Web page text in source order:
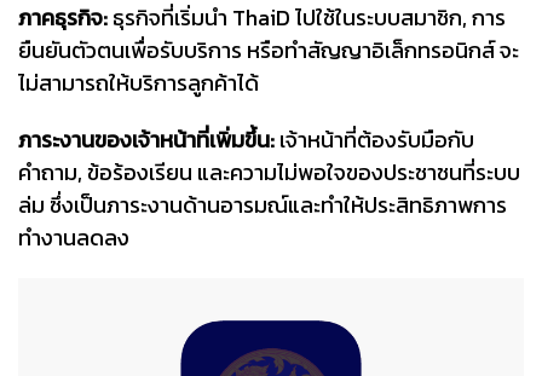
ภาคธุรกิจ:ธุรกิจที่เริ่มนำ ThaiD ไปใช้ในระบบสมาชิก, การ
ยืนยันตัวตนเพื่อรับบริการ หรือทำสัญญาอิเล็กทรอนิกส์ จะ
ไม่สามารถให้บริการลูกค้าได้
ภาระงานของเจ้าหน้าที่เพิ่มขึ้น:เจ้าหน้าที่ต้องรับมือกับ
คำถาม, ข้อร้องเรียน และความไม่พอใจของประชาชนที่ระบบ
ล่ม ซึ่งเป็นภาระงานด้านอารมณ์และทำให้ประสิทธิภาพการ
ทำงานลดลง